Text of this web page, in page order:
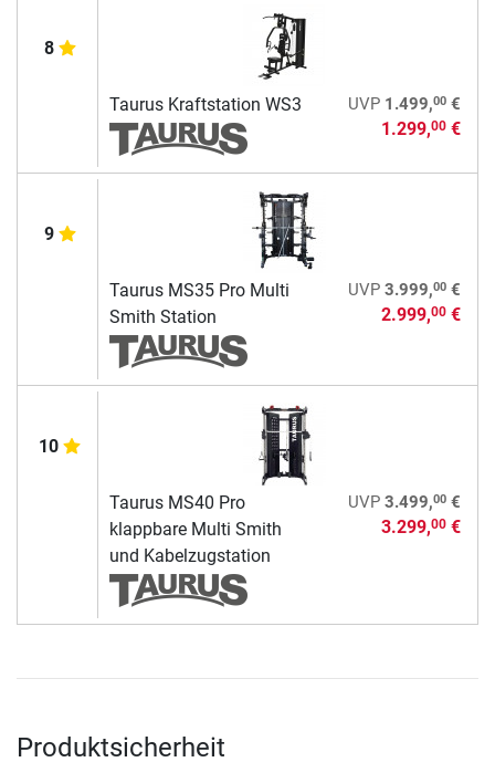
8
Taurus Kraftstation WS3 UVP 1.499,00€
1.299,00€
9
Taurus MS35 Pro Multi
Smith Station
UVP 3.999,00€
2.999,00€
10
Taurus MS40 Pro
klappbare Multi Smith
und Kabelzugstation
UVP 3.499,00€
3.299,00€
Produktsicherheit